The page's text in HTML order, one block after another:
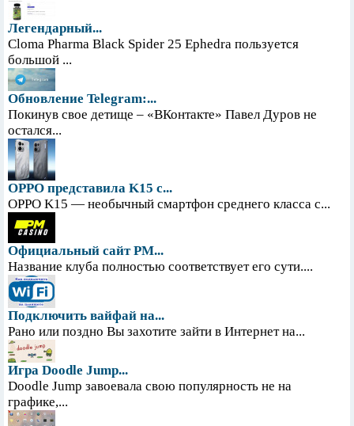
Легендарный...
Cloma Pharma Black Spider 25 Ephedra пользуется
большой ...
Обновление Telegram:...
Покинув свое детище – «ВКонтакте» Павел Дуров не
остался...
OPPO представила K15 с...
OPPO K15 — необычный смартфон среднего класса с...
Официальный сайт PM...
Название клуба полностью соответствует его сути....
Подключить вайфай на...
Рано или поздно Вы захотите зайти в Интернет на...
Игра Doodle Jump...
Doodle Jump завоевала свою популярность не на
графике,...